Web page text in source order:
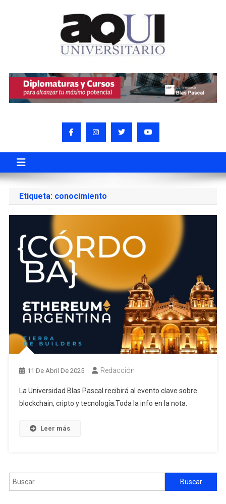
Etiqueta: conocimiento
11 De Abril De 2025 Redacción
La Universidad Blas Pascal recibirá al evento clave sobre
blockchain, cripto y tecnología.Toda la info en la nota.
Leer más